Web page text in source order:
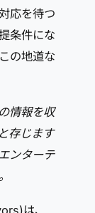
応を待つ
条件にな
の地道な
情報を収
存じます
ンターテ